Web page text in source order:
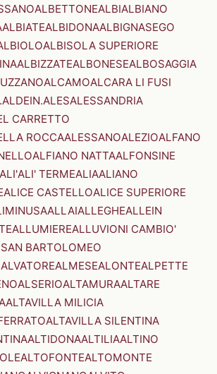
ALBETTONEALBIALBIANO
ALBIATEALBIDONAALBIGNASEGO
ALBISOLA SUPERIORE
ALBIZZATEALBONESEALBOSAGGIA
ALCAMOALCARA LI FUSI
ALESALESSANDRIA
CARRETTO
ROCCAALESSANOALEZIOALFANO
ALFIANO NATTAALFONSINE
ALI'ALI' TERMEALIAALIANO
ALICE CASTELLOALICE SUPERIORE
ALLAIALLEGHEALLEIN
ALLUMIEREALLUVIONI CAMBIO'
BARTOLOMEO
ALMESEALONTEALPETTE
ALSERIOALTAMURAALTARE
ALTAVILLA MILICIA
ALTAVILLA SILENTINA
ALTIDONAALTILIAALTINO
ALTOFONTEALTOMONTE